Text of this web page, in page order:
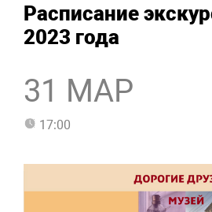
Расписание
2023 года
31 МАР
17:00